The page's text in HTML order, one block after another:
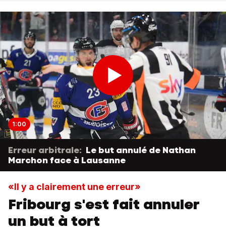
1:00
Erreur arbitrale: Le but annulé de Nathan
Marchon face à Lausanne
«Il y a clairement une erreur»
Fribourg s'est fait annuler
un but à tort